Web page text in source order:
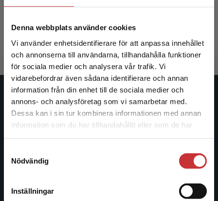
Denna webbplats använder cookies
Vi använder enhetsidentifierare för att anpassa innehållet
och annonserna till användarna, tillhandahålla funktioner
för sociala medier och analysera vår trafik. Vi
vidarebefordrar även sådana identifierare och annan
information från din enhet till de sociala medier och
annons- och analysföretag som vi samarbetar med.
Dessa kan i sin tur kombinera informationen med annan
information som du har tillhandahållit eller som de har
Nödvändig
Inställningar
Begränsad fraktregion
Det verkar som att du besöker
studentlitteratur.se via en enhet utanför Sverige.
Vi erbjuder inte leveranser utanför Sverige. För
att kunna slutföra ett köp måste
319 krinkl. moms
Exkl. moms: 301 kr
Studentlitteratur
Studentlitteratur grundades 1963 och är idag Sveriges
informationstjänster i utbudet, finns Studentlitteratur med
Kontakta oss